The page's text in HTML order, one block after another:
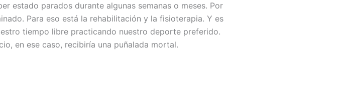
estado parados durante algunas semanas o meses. Por
Para eso está la rehabilitación y la fisioterapia. Y es
tiempo libre practicando nuestro deporte preferido.
en ese caso, recibiría una puñalada mortal.